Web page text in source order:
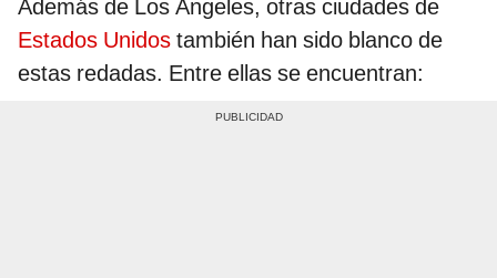
Además de Los Ángeles, otras ciudades de
Estados Unidos también han sido blanco de
estas redadas. Entre ellas se encuentran: